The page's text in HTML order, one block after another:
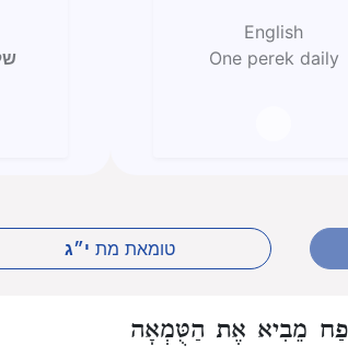
English
One perek daily
טומאת מת י״ג
מֵבִיא אֶת הַטֻּמְאָה